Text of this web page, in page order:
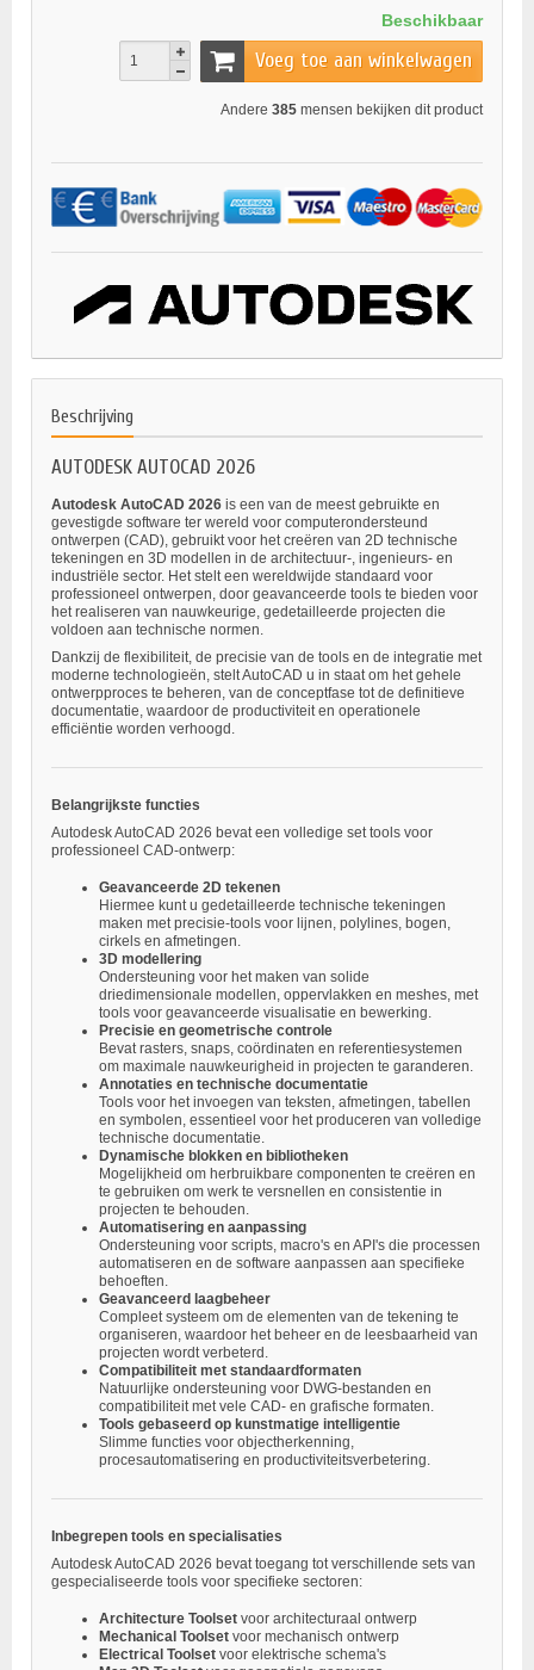
Beschikbaar
Voeg toe aan winkelwagen
Andere 385 mensen bekijken dit product
Beschrijving
AUTODESK AUTOCAD 2026
Autodesk AutoCAD 2026 is een van de meest gebruikte en
gevestigde software ter wereld voor computerondersteund
ontwerpen (CAD), gebruikt voor het creëren van 2D technische
tekeningen en 3D modellen in de architectuur-, ingenieurs- en
industriële sector. Het stelt een wereldwijde standaard voor
professioneel ontwerpen, door geavanceerde tools te bieden voor
het realiseren van nauwkeurige, gedetailleerde projecten die
voldoen aan technische normen.
Dankzij de flexibiliteit, de precisie van de tools en de integratie met
moderne technologieën, stelt AutoCAD u in staat om het gehele
ontwerpproces te beheren, van de conceptfase tot de definitieve
documentatie, waardoor de productiviteit en operationele
efficiëntie worden verhoogd.
Belangrijkste functies
Autodesk AutoCAD 2026 bevat een volledige set tools voor
professioneel CAD-ontwerp:
Geavanceerde 2D tekenen
Hiermee kunt u gedetailleerde technische tekeningen
maken met precisie-tools voor lijnen, polylines, bogen,
cirkels en afmetingen.
3D modellering
Ondersteuning voor het maken van solide
driedimensionale modellen, oppervlakken en meshes, met
tools voor geavanceerde visualisatie en bewerking.
Precisie en geometrische controle
Bevat rasters, snaps, coördinaten en referentiesystemen
om maximale nauwkeurigheid in projecten te garanderen.
Annotaties en technische documentatie
Tools voor het invoegen van teksten, afmetingen, tabellen
en symbolen, essentieel voor het produceren van volledige
technische documentatie.
Dynamische blokken en bibliotheken
Mogelijkheid om herbruikbare componenten te creëren en
te gebruiken om werk te versnellen en consistentie in
projecten te behouden.
Automatisering en aanpassing
Ondersteuning voor scripts, macro's en API's die processen
automatiseren en de software aanpassen aan specifieke
behoeften.
Geavanceerd laagbeheer
Compleet systeem om de elementen van de tekening te
organiseren, waardoor het beheer en de leesbaarheid van
projecten wordt verbeterd.
Compatibiliteit met standaardformaten
Natuurlijke ondersteuning voor DWG-bestanden en
compatibiliteit met vele CAD- en grafische formaten.
Tools gebaseerd op kunstmatige intelligentie
Slimme functies voor objectherkenning,
procesautomatisering en productiviteitsverbetering.
Inbegrepen tools en specialisaties
Autodesk AutoCAD 2026 bevat toegang tot verschillende sets van
gespecialiseerde tools voor specifieke sectoren:
Architecture Toolset voor architecturaal ontwerp
Mechanical Toolset voor mechanisch ontwerp
Electrical Toolset voor elektrische schema's